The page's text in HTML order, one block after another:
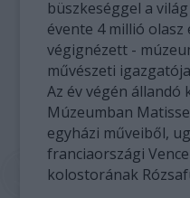
büszkeséggel a
évente 4 millió
végignézett -
művészeti
Az év végén állandó
Múzeumban
egyházi műveiből,
franciaországi
kolostorának